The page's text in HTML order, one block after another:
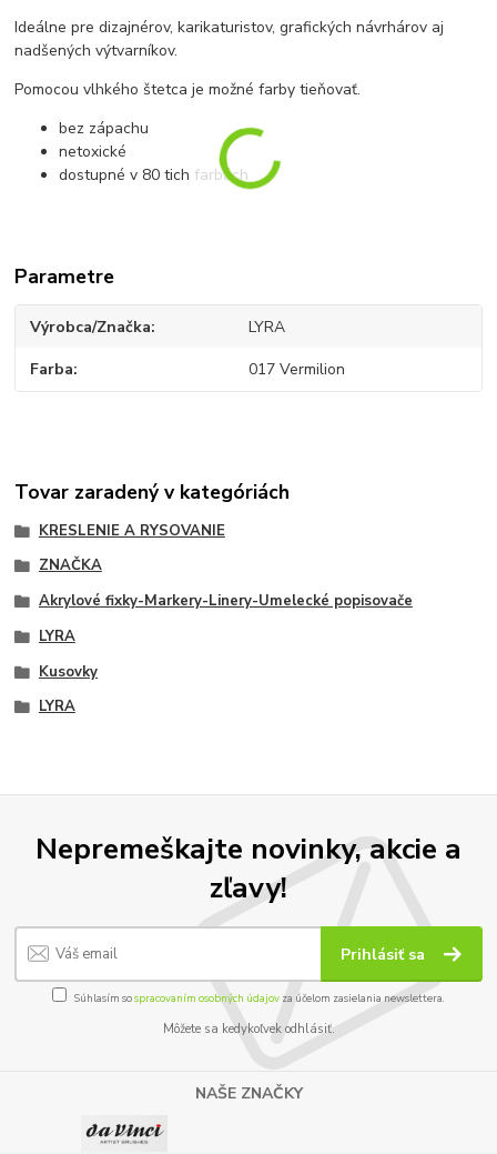
Ideálne pre dizajnérov, karikaturistov, grafických návrhárov aj
nadšených výtvarníkov.
Pomocou vlhkého štetca je možné farby tieňovať.
bez zápachu
netoxické
dostupné v 80 tich farbách
Parametre
Výrobca/Značka LYRA
Farba 017 Vermilion
Tovar zaradený v kategóriách
KRESLENIE A RYSOVANIE
ZNAČKA
Akrylové fixky-Markery-Linery-Umelecké popisovače
LYRA
Kusovky
LYRA
Nepremeškajte novinky, akcie a
zľavy!
Prihlásiť sa
Súhlasím sospracovaním osobných údajov za účelom zasielania newslettera.
Môžete sa kedykoľvek odhlásiť.
NAŠE ZNAČKY